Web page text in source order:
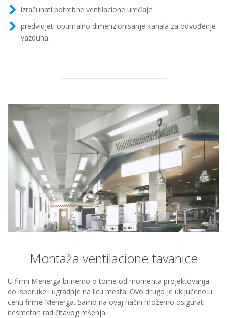
izračunati potrebne ventilacione uređaje
predvidjeti optimalno dimenzionisanje kanala za odvođenje
vazduha.
Montaža ventilacione tavanice
U firmi Menerga brinemo о tome od momenta projektovanja
do isporuke i ugradnje na licu mesta. Оvo drugо је uključeno u
cenu firme Menerga. Samo na ovaj način možemo osigurati
nesmetan rad čitavog rešenja.